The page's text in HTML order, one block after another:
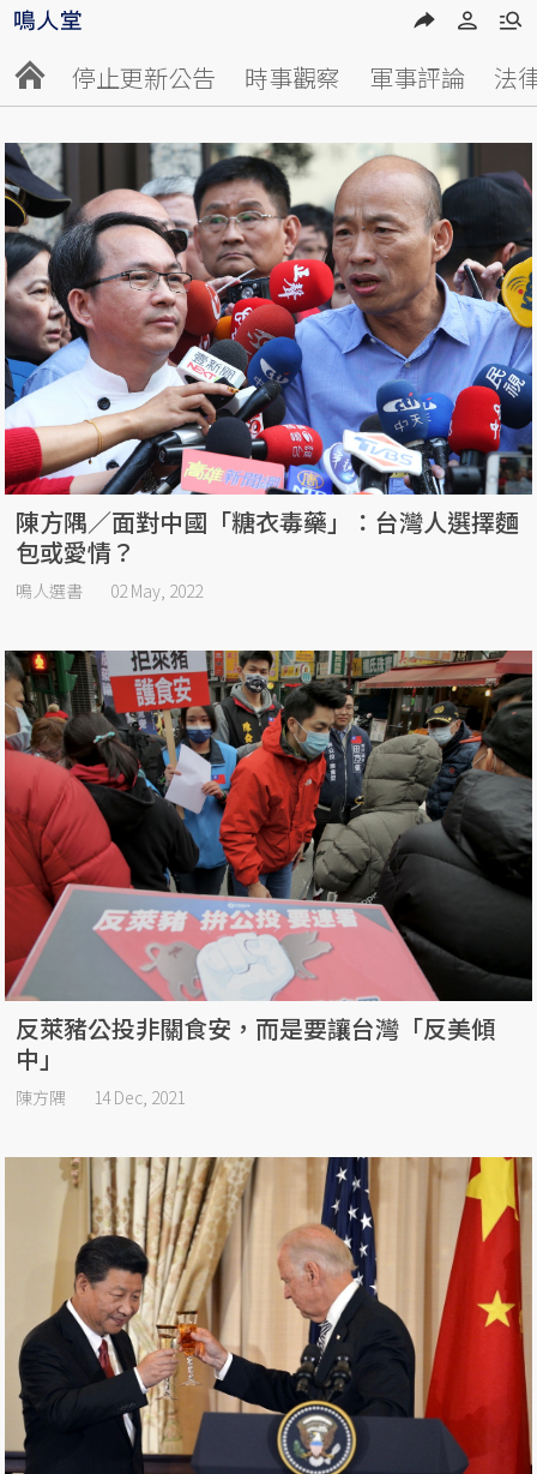
停止更新公告 時事觀察 軍事評論 法
陳方隅／面對中國「糖衣毒藥」：台灣人選擇麵
包或愛情？
鳴人選書 02 May, 2022
反萊豬公投非關食安，而是要讓台灣「反美傾
中」
陳方隅 14 Dec, 2021